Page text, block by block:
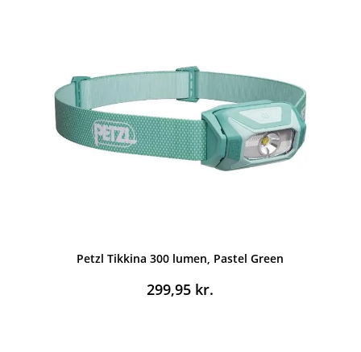
Petzl Tikkina 300 lumen, Pastel Green
299,95 kr.